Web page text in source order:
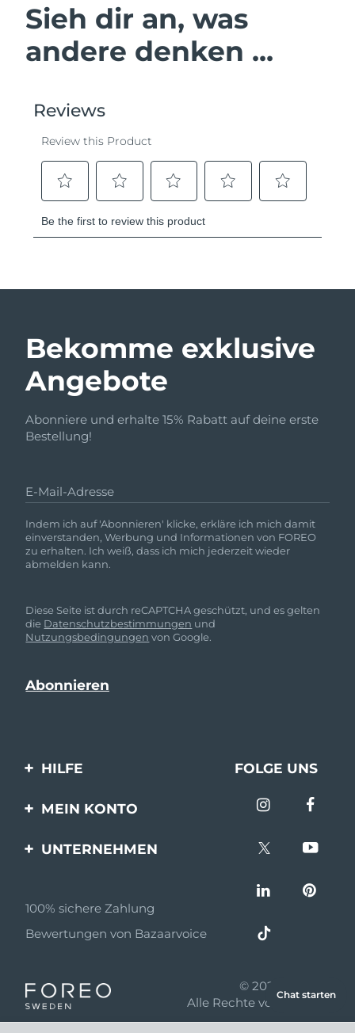
Sieh dir an, was
andere denken ...
Bekomme exklusive
Angebote
Abonniere und erhalte 15% Rabatt auf deine erste
Bestellung!
E-Mail-Adresse
Indem ich auf 'Abonnieren' klicke, erkläre ich mich damit
einverstanden, Werbung und Informationen von FOREO
zu erhalten. Ich weiß, dass ich mich jederzeit wieder
abmelden kann.
Diese Seite ist durch reCAPTCHA geschützt, und es gelten
die Datenschutzbestimmungen und
Nutzungsbedingungen von Google.
HILFE
Kontaktiere uns
FOLGE UNS
MEIN KONTO
UNTERNEHMEN
Partnerprogramm
Partner Nachrichten
Einzelhändler
100% sichere Zahlung
Bewertungen von Bazaarvoice
© 2026 FOREO
Alle Rechte vorbehalten
Chat starten